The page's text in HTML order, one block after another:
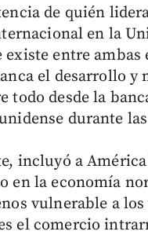
de quién
en la
entre
el desarrollo y
todo desde la
durante
incluyó a
en la economía
vulnerable a
el comercio